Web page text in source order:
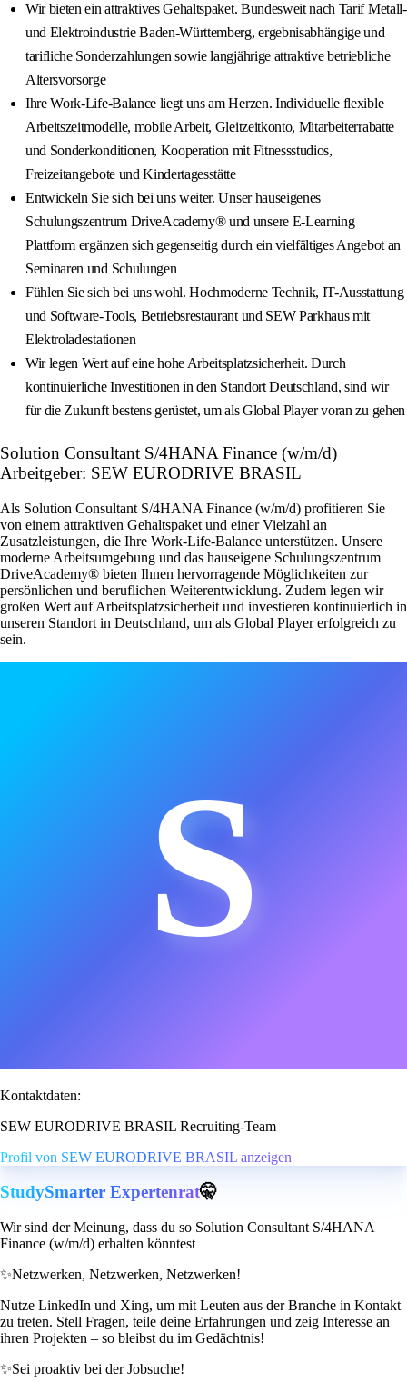
Wir bieten ein attraktives Gehaltspaket. Bundesweit nach Tarif Metall-
und Elektroindustrie Baden-Württemberg, ergebnisabhängige und
tarifliche Sonderzahlungen sowie langjährige attraktive betriebliche
Altersvorsorge
Ihre Work-Life-Balance liegt uns am Herzen. Individuelle flexible
Arbeitszeitmodelle, mobile Arbeit, Gleitzeitkonto, Mitarbeiterrabatte
und Sonderkonditionen, Kooperation mit Fitnessstudios,
Freizeitangebote und Kindertagesstätte
Entwickeln Sie sich bei uns weiter. Unser hauseigenes
Schulungszentrum DriveAcademy® und unsere E‑Learning
Plattform ergänzen sich gegenseitig durch ein vielfältiges Angebot an
Seminaren und Schulungen
Fühlen Sie sich bei uns wohl. Hochmoderne Technik, IT-Ausstattung
und Software-Tools, Betriebsrestaurant und SEW Parkhaus mit
Elektroladestationen
Wir legen Wert auf eine hohe Arbeitsplatzsicherheit. Durch
kontinuierliche Investitionen in den Standort Deutschland, sind wir
für die Zukunft bestens gerüstet, um als Global Player voran zu gehen
Solution Consultant S/4HANA Finance (w/m/d)
Arbeitgeber: SEW EURODRIVE BRASIL
Als Solution Consultant S/4HANA Finance (w/m/d) profitieren Sie
von einem attraktiven Gehaltspaket und einer Vielzahl an
Zusatzleistungen, die Ihre Work-Life-Balance unterstützen. Unsere
moderne Arbeitsumgebung und das hauseigene Schulungszentrum
DriveAcademy® bieten Ihnen hervorragende Möglichkeiten zur
persönlichen und beruflichen Weiterentwicklung. Zudem legen wir
großen Wert auf Arbeitsplatzsicherheit und investieren kontinuierlich in
unseren Standort in Deutschland, um als Global Player erfolgreich zu
sein.
S
Kontaktdaten:
SEW EURODRIVE BRASIL Recruiting-Team
Profil von SEW EURODRIVE BRASIL anzeigen
StudySmarter Expertenrat🤫
Wir sind der Meinung, dass du so Solution Consultant S/4HANA
Finance (w/m/d) erhalten könntest
✨Netzwerken, Netzwerken, Netzwerken!
Nutze LinkedIn und Xing, um mit Leuten aus der Branche in Kontakt
zu treten. Stell Fragen, teile deine Erfahrungen und zeig Interesse an
ihren Projekten – so bleibst du im Gedächtnis!
✨Sei proaktiv bei der Jobsuche!